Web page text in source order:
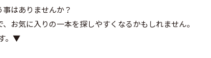
はありませんか？
お気に入りの一本を探しやすくなるかもしれません。
。▼